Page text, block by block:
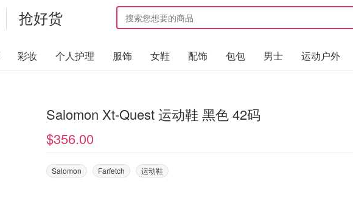
抢好货
彩妆 个人护理 服饰 女鞋 配饰 包包 男士 运动户外
Salomon Xt-Quest 运动鞋 黑色 42码
$356.00
Salomon Farfetch 运动鞋